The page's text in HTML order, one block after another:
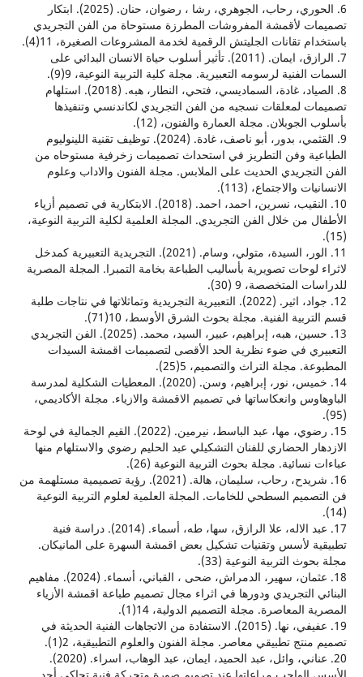
6. الحوري، رحاب، الجوهري، رشا ، رضوان، حنان. (2025). ابتكار
لأقمشة المفروشات المطرزة مستوحاة من الفن التجريدي
تقانات الجليتش الرقمية لخدمة المشروعات الصغيرة، 11(4).
7. الرازق، ايمان. (2011). تأثير أسلوب حياة الانسان البدائي على
لرسومه التعبيرية. مجلة كلية التربية النوعية، 9(9).
8. الصياد، غادة، السماديسي، فتحي، النطار، هبه. (2018). استلهام
لمعلقات نسجيه من الفن التجريدي لكاندنسي وتنفيذها
مجلة العمارة والفنون، (12).
9. القثمي، بدور، أبو ناصف، غادة. (2024). توظيف تقنية اللينوليوم
وفن التطريز في استحداث تصميمات زخرفية مستوحاه من
الحديث على الملابس. مجلة الفنون والاداب وعلوم
والاجتماع، (113).
10. النقيب، نسرين، احمد، احمد. (2018). الابتكارية في تصميم أزياء
من خلال الفن التجريدي. المجلة العلمية لكلية التربية النوعية،
11. الور، السيدة، متولي، وسام. (2021). التجريدية التعبيرية كمدخل
تصويرية بأساليب الطباعة بخامة التمبرا. المجلة المصرية
المتخصصة، 9 (30).
12. جواد، اثير. (2022). التعبيرية التجريدية وتماثلاتها في نتاجات طلبة
الفنية. مجلة بحوث الشرق الأوسط، 10(71).
13. حسين، هبه، إبراهيم، عبير، السيد، محمد. (2025). الفن التجريدي
في ضوء نظرية الحد الأقصى لتصميمات اقمشة السيدات
مجلة التراث والتصميم، 5(25).
14. خميس، نور، إبراهيم، وسن. (2020). المعطيات الشكلية لمدرسة
وانعكاساتها في تصميم الاقمشة والازياء. مجلة الأكاديمي،
15. رضوي، مها، عبد الباسط، نيرمين. (2022). القيم الجمالية في لوحة
الحضاري للفنان التشكيلي عبد الحليم رضوي والاستلهام منها
مجلة بحوث التربية النوعية (26).
16. شريدح، رحاب، سليمان، هالة. (2021). رؤية تصميمية مستلهمة من
السطحي للخامات. المجلة العلمية لعلوم التربية النوعية
17. عبد الاله، علا الرازق، سها، طه، أسماء. (2014). دراسة فنية
لأسس وتقنيات تشكيل بعض اقمشة السهرة على المانيكان.
التربية النوعية (33).
18. عثمان، سهير، الدمراش، ضحى ، القباني، أسماء. (2024). مفاهيم
التجريدي ودورها في اثراء مجال تصميم طباعة اقمشة الأزياء
مجلة التصميم الدولية، 14(1).
19. عفيفي، نها. (2015). الاستفادة من الاتجاهات الفنية الحديثة في
تطبيقي معاصر. مجلة الفنون والعلوم التطبيقية، 2(1).
20. عناني، وائل، عبد الحميد، ايمان، عبد الوهاب، اسراء. (2020).